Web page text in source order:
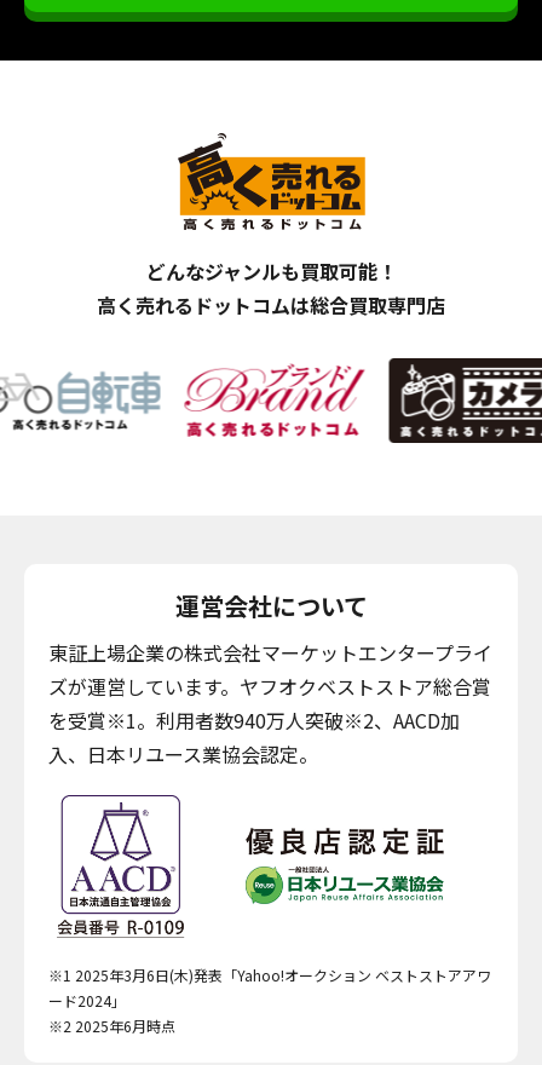
どんなジャンルも買取可能！
高く売れるドットコムは総合買取専門店
運営会社について
東証上場企業の株式会社マーケットエンタープライ
ズが運営しています。ヤフオクベストストア総合賞
を受賞※1。利用者数940万人突破※2、AACD加
入、日本リユース業協会認定。
※1 2025年3月6日(木)発表「Yahoo!オークション ベストストアアワ
ード2024」
※2 2025年6月時点